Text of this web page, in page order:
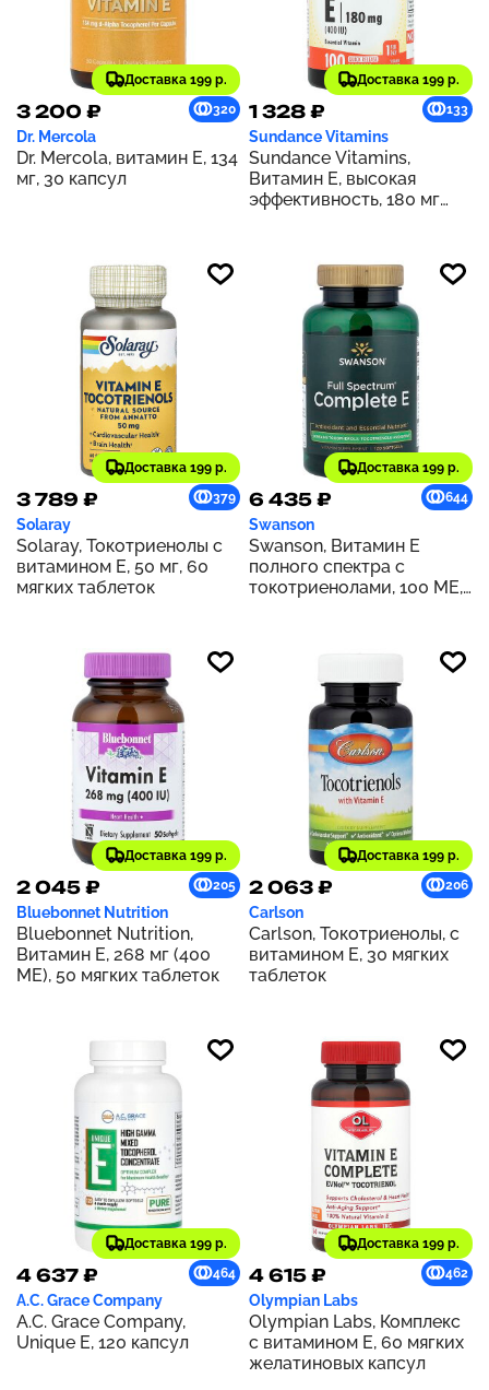
Доставка 199 р.
3 200 ₽ 320
Dr. Mercola
Dr. Mercola, витамин E, 134
мг, 30 капсул
Доставка 199 р.
1 328 ₽ 133
Sundance Vitamins
Sundance Vitamins,
Витамин E, высокая
эффективность, 180 мг
Доставка 199 р.
3 789 ₽ 379
Solaray
Solaray, Токотриенолы с
витамином E, 50 мг, 60
мягких таблеток
Доставка 199 р.
6 435 ₽ 644
Swanson
Swanson, Витамин E
полного спектра с
токотриенолами, 100 МЕ,
Доставка 199 р.
2 045 ₽ 205
Bluebonnet Nutrition
Bluebonnet Nutrition,
Витамин E, 268 мг (400
МЕ), 50 мягких таблеток
Доставка 199 р.
2 063 ₽ 206
Carlson
Carlson, Токотриенолы, с
витамином Е, 30 мягких
таблеток
Доставка 199 р.
4 637 ₽ 464
A.C. Grace Company
A.C. Grace Company,
Unique E, 120 капсул
Доставка 199 р.
4 615 ₽ 462
Olympian Labs
Olympian Labs, Комплекс
с витамином Е, 60 мягких
желатиновых капсул